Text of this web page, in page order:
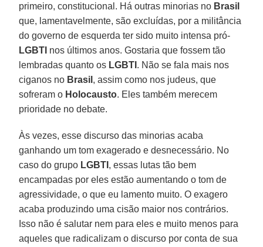
primeiro, constitucional. Há outras minorias no Brasil
que, lamentavelmente, são excluídas, por a militância
do governo de esquerda ter sido muito intensa pró-
LGBTI nos últimos anos. Gostaria que fossem tão
lembradas quanto os LGBTI . Não se fala mais nos
ciganos no Brasil , assim como nos judeus, que
sofreram o Holocausto. Eles também merecem
prioridade no debate.
Às vezes, esse discurso das minorias acaba
ganhando um tom exagerado e desnecessário. No
caso do grupo LGBTI , essas lutas tão bem
encampadas por eles estão aumentando o tom de
agressividade, o que eu lamento muito. O exagero
acaba produzindo uma cisão maior nos contrários.
Isso não é salutar nem para eles e muito menos para
aqueles que radicalizam o discurso por conta de sua